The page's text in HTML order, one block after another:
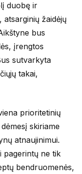
duobę ir
atsarginių žaidėjų
bus
įrengtos
sutvarkyta
takai,
prioritetinių
skiriame
atnaujinimui.
pagerintų ne tik
bendruomenės,